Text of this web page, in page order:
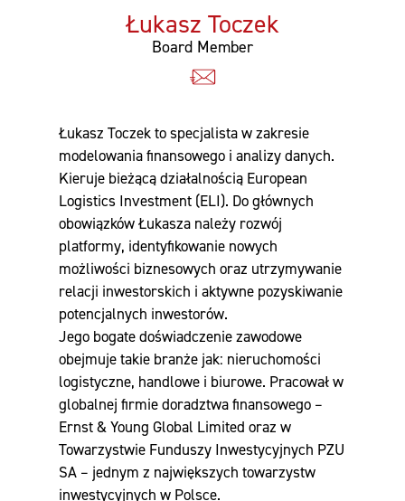
Łukasz Toczek
Board Member
Łukasz Toczek to specjalista w zakresie
modelowania finansowego i analizy danych.
Kieruje bieżącą działalnością European
Logistics Investment (ELI). Do głównych
obowiązków Łukasza należy rozwój
platformy, identyfikowanie nowych
możliwości biznesowych oraz utrzymywanie
relacji inwestorskich i aktywne pozyskiwanie
potencjalnych inwestorów.
Jego bogate doświadczenie zawodowe
obejmuje takie branże jak: nieruchomości
logistyczne, handlowe i biurowe. Pracował w
globalnej firmie doradztwa finansowego –
Ernst & Young Global Limited oraz w
Towarzystwie Funduszy Inwestycyjnych PZU
SA – jednym z największych towarzystw
inwestycyjnych w Polsce.